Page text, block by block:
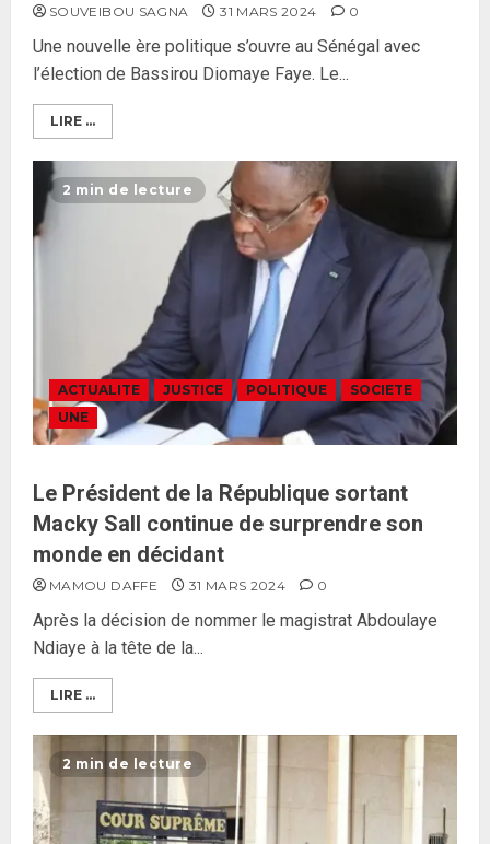
SOUVEIBOU SAGNA 31 MARS 2024 0
Une nouvelle ère politique s’ouvre au Sénégal avec
l’élection de Bassirou Diomaye Faye. Le...
LIRE ...
2 min de lecture
ACTUALITE JUSTICE POLITIQUE
SOCIETE
UNE
Le Président de la République sortant
Macky Sall continue de surprendre son
monde en décidant
MAMOU DAFFE 31 MARS 2024 0
Après la décision de nommer le magistrat Abdoulaye
Ndiaye à la tête de la...
LIRE ...
2 min de lecture